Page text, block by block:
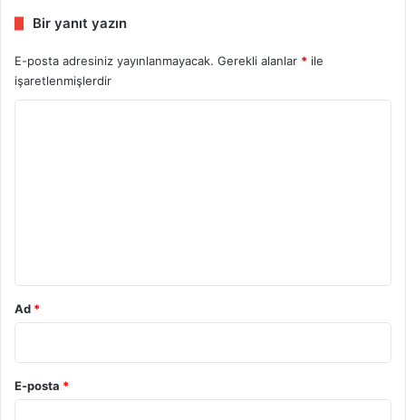
Bir yanıt yazın
E-posta adresiniz yayınlanmayacak. Gerekli alanlar * ile
işaretlenmişlerdir
Ad *
E-posta *